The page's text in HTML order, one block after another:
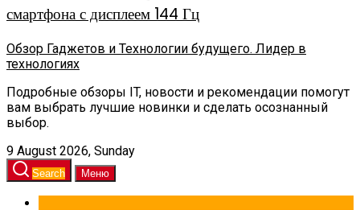
смартфона с дисплеем 144 Гц
Обзор Гаджетов и Технологии будущего. Лидер в
технологиях
Подробные обзоры IT, новости и рекомендации помогут
вам выбрать лучшие новинки и сделать осознанный
выбор.
9 August 2026, Sunday
Search Меню